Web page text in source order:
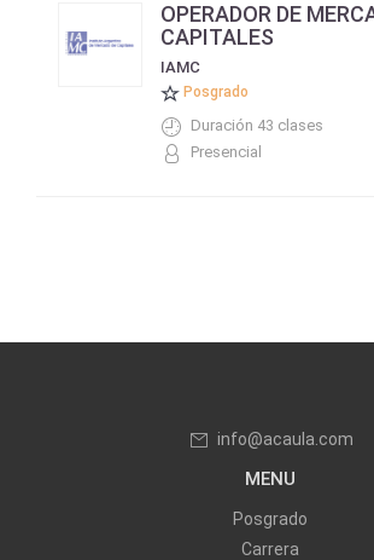
OPERADOR DE
CAPITALES
IAMC
Posgrado
Duración 43 clases
Presencial
info@acaula.com
MENU
Posgrado
Carrera